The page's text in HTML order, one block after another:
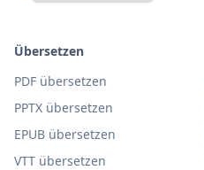
Übersetzen
PDF übersetzen
PPTX übersetzen
EPUB übersetzen
VTT übersetzen